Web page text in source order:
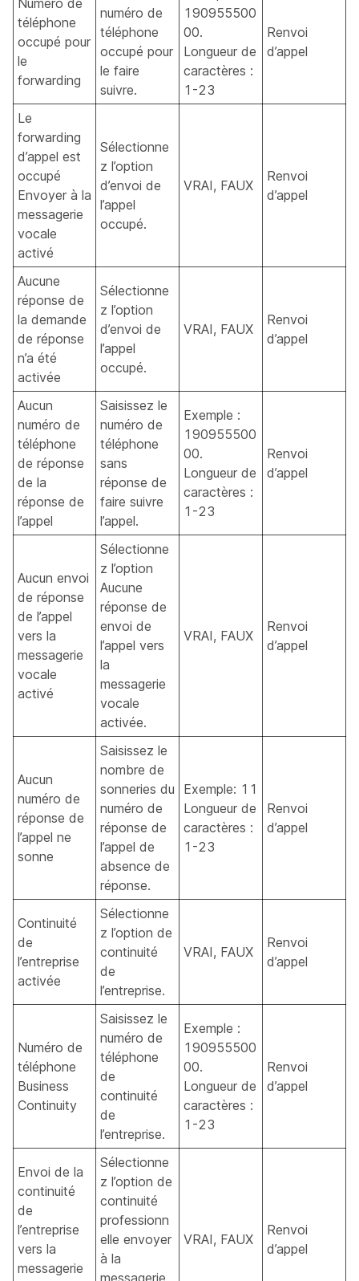
Numéro de
téléphone
occupé pour
le
forwarding
numéro de
téléphone
occupé pour
le faire
suivre.
190955500
00.
Longueur de
caractères :
1-23
Renvoi
d’appel
Le
forwarding
d’appel est
occupé
Envoyer à la
messagerie
vocale
activé
Sélectionne
z l’option
d’envoi de
l’appel
occupé.
VRAI, FAUX
Renvoi
d’appel
Aucune
réponse de
la demande
de réponse
n’a été
activée
Sélectionne
z l’option
d’envoi de
l’appel
occupé.
VRAI, FAUX
Renvoi
d’appel
Aucun
numéro de
téléphone
de réponse
de la
réponse de
l’appel
Saisissez le
numéro de
téléphone
sans
réponse de
faire suivre
l’appel.
Exemple :
190955500
00.
Longueur de
caractères :
1-23
Renvoi
d’appel
Aucun envoi
de réponse
de l’appel
vers la
messagerie
vocale
activé
Sélectionne
z l’option
Aucune
réponse de
envoi de
l’appel vers
la
messagerie
vocale
activée.
VRAI, FAUX
Renvoi
d’appel
Aucun
numéro de
réponse de
l’appel ne
sonne
Saisissez le
nombre de
sonneries du
numéro de
réponse de
l’appel de
absence de
réponse.
Exemple: 11
Longueur de
caractères :
1-23
Renvoi
d’appel
Continuité
de
l’entreprise
activée
Sélectionne
z l’option de
continuité
de
l’entreprise.
VRAI, FAUX
Renvoi
d’appel
Numéro de
téléphone
Business
Continuity
Saisissez le
numéro de
téléphone
de
continuité
de
l’entreprise.
Exemple :
190955500
00.
Longueur de
caractères :
1-23
Renvoi
d’appel
Envoi de la
continuité
de
l’entreprise
vers la
messagerie
Sélectionne
z l’option de
continuité
professionn
elle envoyer
à la
messagerie
VRAI, FAUX
Renvoi
d’appel